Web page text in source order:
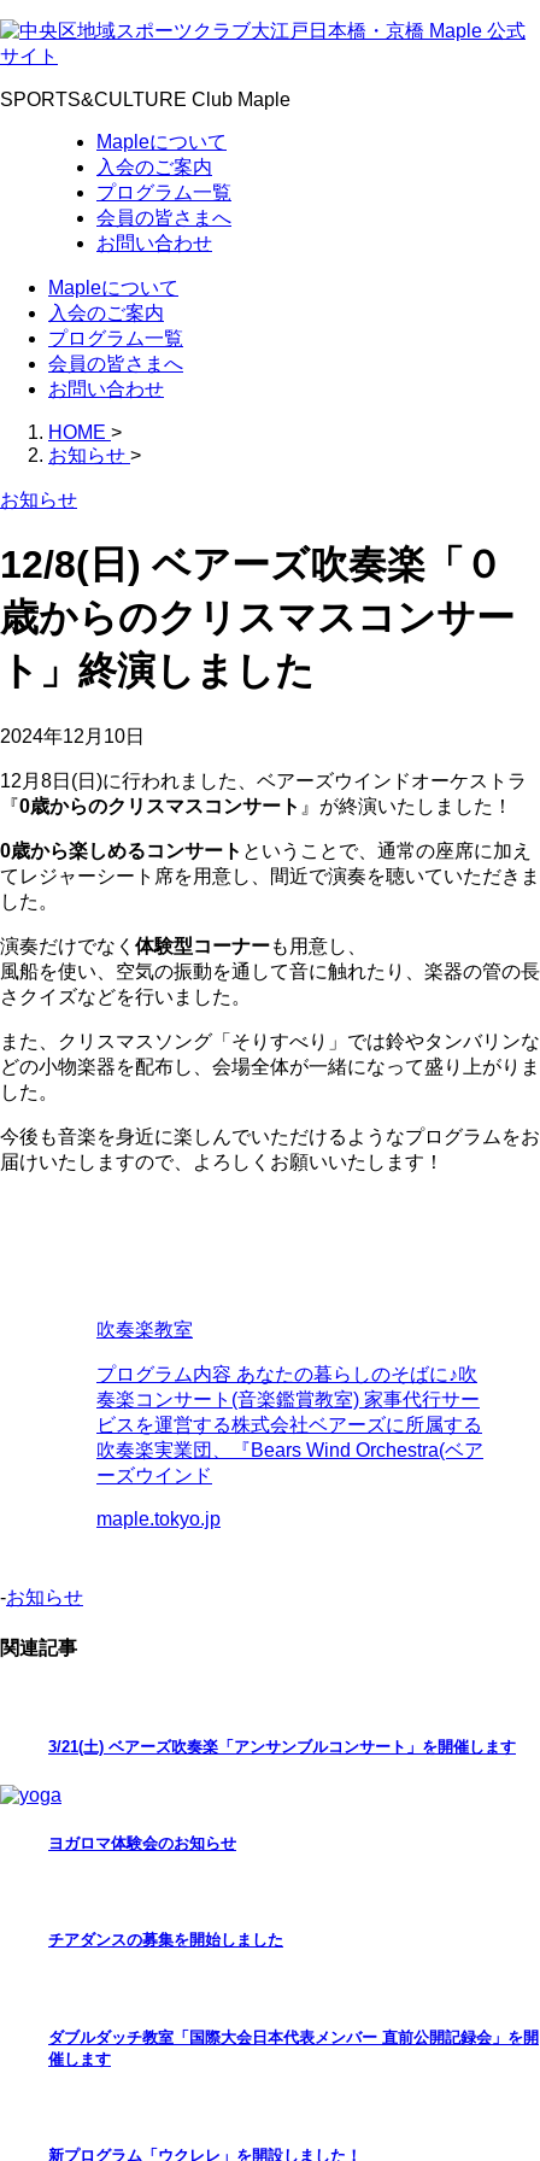
SPORTS&CULTURE Club Maple
Mapleについて
入会のご案内
プログラム一覧
会員の皆さまへ
お問い合わせ
Mapleについて
入会のご案内
プログラム一覧
会員の皆さまへ
お問い合わせ
HOME >
お知らせ >
お知らせ
12/8(日) ベアーズ吹奏楽「０
歳からのクリスマスコンサー
ト」終演しました
2024年12月10日
12月8日(日)に行われました、ベアーズウインドオーケストラ
『0歳からのクリスマスコンサート 』が終演いたしました！
0歳から楽しめるコンサート ということで、通常の座席に加え
てレジャーシート席を用意し、間近で演奏を聴いていただきま
した。
演奏だけでなく 体験型コーナーも用意し、
風船を使い、空気の振動を通して音に触れたり、楽器の管の長
さクイズなどを行いました。
また、クリスマスソング「そりすべり」では鈴やタンバリンな
どの小物楽器を配布し、 会場全体が一緒になって盛り上がりま
した 。
今後も音楽を身近に楽しんでいただけるようなプログラムをお
届けいたしますので、よろしくお願いいたします！
吹奏楽教室
プログラム内容 あなたの暮らしのそばに♪吹
奏楽コンサート(音楽鑑賞教室) 家事代行サー
ビスを運営する株式会社ベアーズに所属する
吹奏楽実業団、『Bears Wind Orchestra(ベア
ーズウインド
maple.tokyo.jp
-お知らせ
関連記事
3/21(土) ベアーズ吹奏楽「アンサンブルコンサート」を開催します
ヨガロマ体験会のお知らせ
チアダンスの募集を開始しました
ダブルダッチ教室「国際大会日本代表メンバー 直前公開記録会」を開
催します
新プログラム「ウクレレ」を開設しました！